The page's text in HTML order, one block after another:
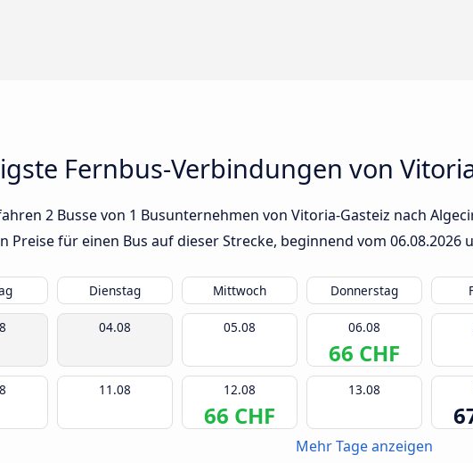
Fernbus-Verbindungen von
2 Busse von 1 Busunternehmen von Vitoria-Gasteiz nach
Preise für einen Bus auf dieser Strecke, beginnend vom 06.08.2026
Dienstag Mittwoch Donnerstag
04.08 05.08 06.08
66 CHF
11.08 12.08
66 CHF
13.08
Mehr Tage anzeigen